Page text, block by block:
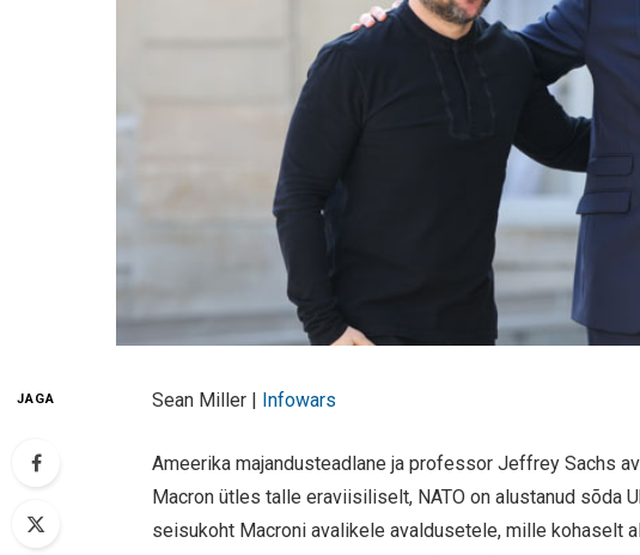
JAGA Sean Miller | Infowars
Ameerika majandusteadlane ja professor Jeffrey Sachs
Macron ütles talle eraviisiliselt, NATO on alustanud sõda
seisukoht Macroni avalikele avaldusetele, mille kohaselt